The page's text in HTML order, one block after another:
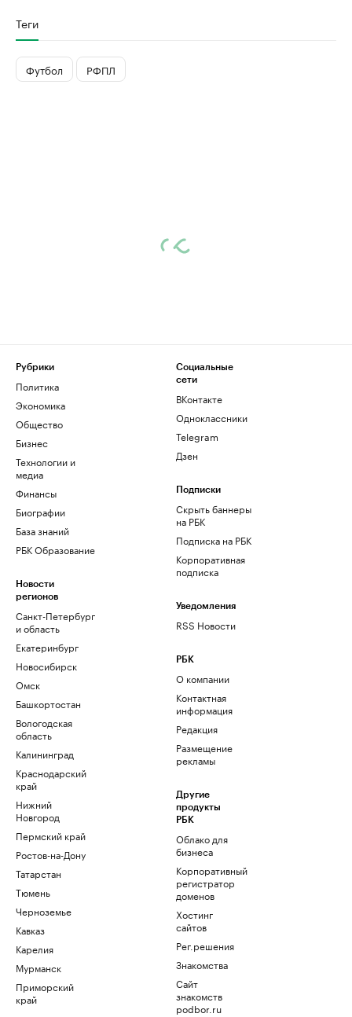
Теги
Футбол РФПЛ
Рубрики
Политика
Экономика
Общество
Бизнес
Технологии и
медиа
Финансы
Биографии
База знаний
РБК Образование
Новости
регионов
Санкт-Петербург
и область
Екатеринбург
Новосибирск
Омск
Башкортостан
Вологодская
область
Калининград
Краснодарский
край
Нижний
Новгород
Пермский край
Ростов-на-Дону
Татарстан
Тюмень
Черноземье
Кавказ
Карелия
Мурманск
Приморский
край
Социальные
сети
ВКонтакте
Одноклассники
Telegram
Дзен
Подписки
Скрыть баннеры
на РБК
Подписка на РБК
Корпоративная
подписка
Уведомления
RSS Новости
РБК
О компании
Контактная
информация
Редакция
Размещение
рекламы
Другие
продукты
РБК
Облако для
бизнеса
Корпоративный
регистратор
доменов
Хостинг
сайтов
Рег.решения
Знакомства
Сайт
знакомств
podbor.ru